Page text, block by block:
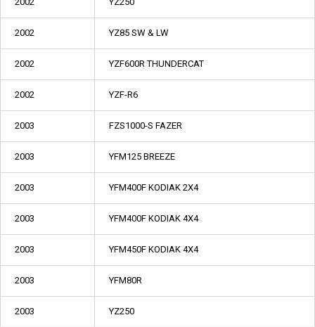
2002 YZ85 SW & LW
2002 YZF600R THUNDERCAT
2002 YZF-R6
2003 FZS1000-S FAZER
2003 YFM125 BREEZE
2003 YFM400F KODIAK 2X4
2003 YFM400F KODIAK 4X4
2003 YFM450F KODIAK 4X4
2003 YFM80R
2003 YZ250